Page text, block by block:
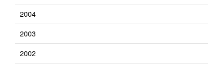
2004
2003
2002